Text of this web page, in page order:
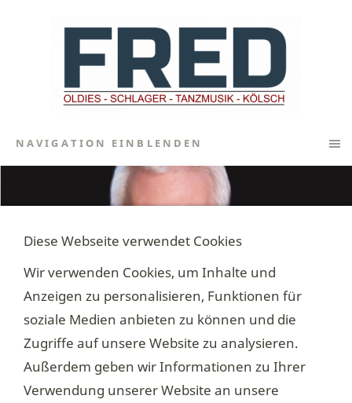
NAVIGATION EINBLENDEN
E-Mail-Adresse
Diese Webseite verwendet Cookies
Wir verwenden Cookies, um Inhalte und
Anzeigen zu personalisieren, Funktionen für
soziale Medien anbieten zu können und die
Zugriffe auf unsere Website zu analysieren.
Außerdem geben wir Informationen zu Ihrer
Verwendung unserer Website an unsere